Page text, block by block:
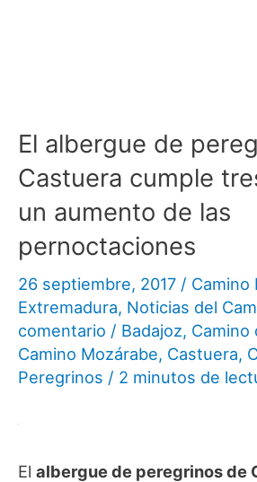
El albergue de
Castuera cumple
un aumento de las
pernoctaciones
26 septiembre, 2017 / Camino
Extremadura, Noticias del
comentario / Badajoz, Camino
Camino Mozárabe, Castuera,
Peregrinos / 2 minutos de
El albergue de peregrinos de